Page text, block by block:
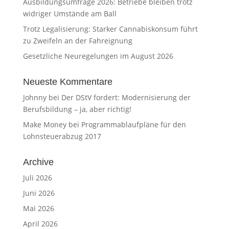
widriger Umstände am Ball
Trotz Legalisierung: Starker Cannabiskonsum führt
zu Zweifeln an der Fahreignung
Gesetzliche Neuregelungen im August 2026
Neueste Kommentare
Johnnybei Der DStV fordert: Modernisierung der
Berufsbildung – ja, aber richtig!
Make Moneybei Programmablaufpläne für den
Lohnsteuerabzug 2017
Archive
Juli 2026
Juni 2026
Mai 2026
April 2026